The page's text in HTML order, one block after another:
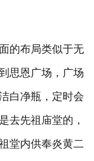
的布局类似于无
思恩广场，广场
白净瓶，定时会
去先祖庙堂的，
堂内供奉炎黄二